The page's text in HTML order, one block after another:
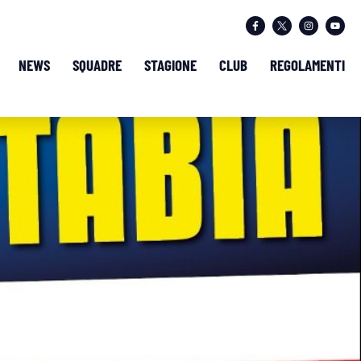
NEWS SQUADRE STAGIONE CLUB REGOLAMENTI